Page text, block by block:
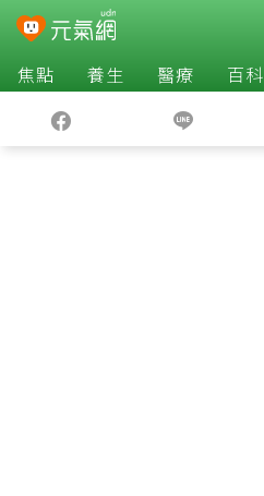
焦點 養生 醫療 百科